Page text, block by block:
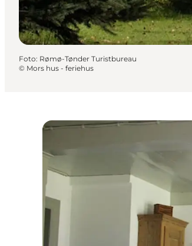
Foto: Rømø-Tønder Turistbureau
© Mors hus - feriehus